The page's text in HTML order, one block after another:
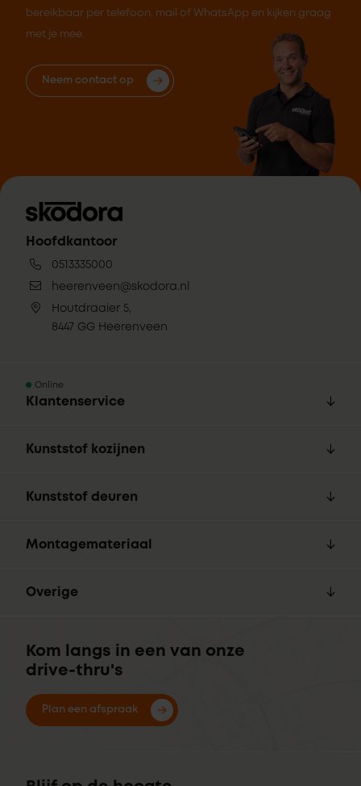
bereikbaar per telefoon, mail of WhatsApp en kijken graag
met je mee.
Neem contact op
Hoofdkantoor
0513335000
heerenveen@skodora.nl
Houtdraaier 5,
8447 GG Heerenveen
Online
Klantenservice
Kunststof kozijnen
Kunststof deuren
Montagemateriaal
Overige
Kom langs in een van onze
drive-thru's
Plan een afspraak